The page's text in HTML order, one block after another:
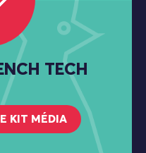
TECH
KIT MÉDIA